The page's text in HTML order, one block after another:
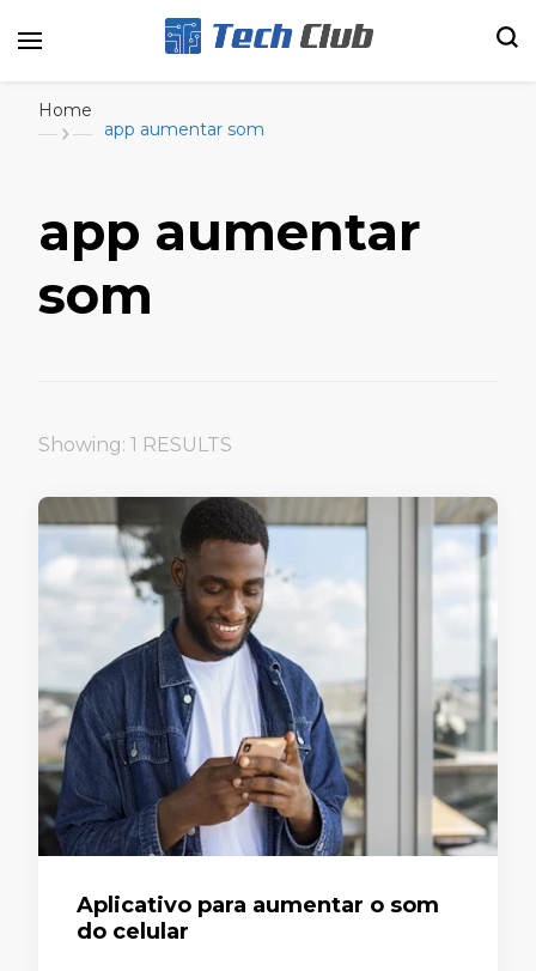
Home
app aumentar som
app aumentar
som
Showing: 1 RESULTS
Aplicativo para aumentar o som
do celular